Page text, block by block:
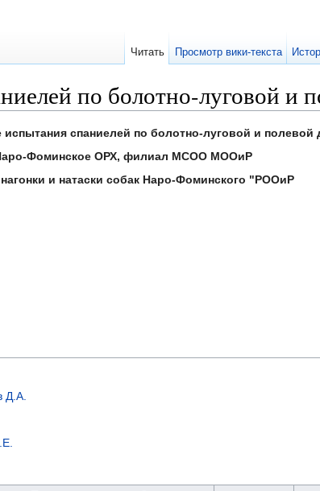
по болотно-луговой и
спаниелей по болотно-луговой и полевой
Фоминское ОРХ, филиал МСОО МООиР
нагонки и натаски собак Наро-Фоминского "РООиР
Д.А.
Читать Просмотр вики-текста